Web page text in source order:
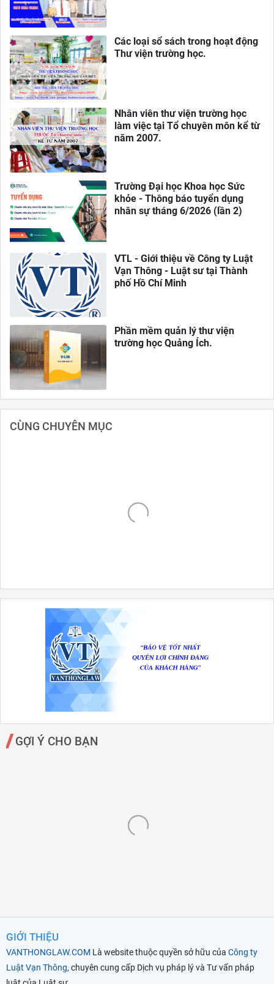
Các loại sổ sách trong hoạt động
Thư viện trường học.
Nhân viên thư viện trường học
làm việc tại Tổ chuyên môn kể từ
năm 2007.
Trường Đại học Khoa học Sức
khỏe - Thông báo tuyển dụng
nhân sự tháng 6/2026 (lần 2)
VTL - Giới thiệu về Công ty Luật
Vạn Thông - Luật sư tại Thành
phố Hồ Chí Minh
Phần mềm quản lý thư viện
trường học Quảng Ích.
CÙNG CHUYÊN MỤC
GỢI Ý CHO BẠN
GIỚI THIỆU
VANTHONGLAW.COM Là website thuộc quyền sở hữu của Công ty
Luật Vạn Thông, chuyên cung cấp Dịch vụ pháp lý và Tư vấn pháp